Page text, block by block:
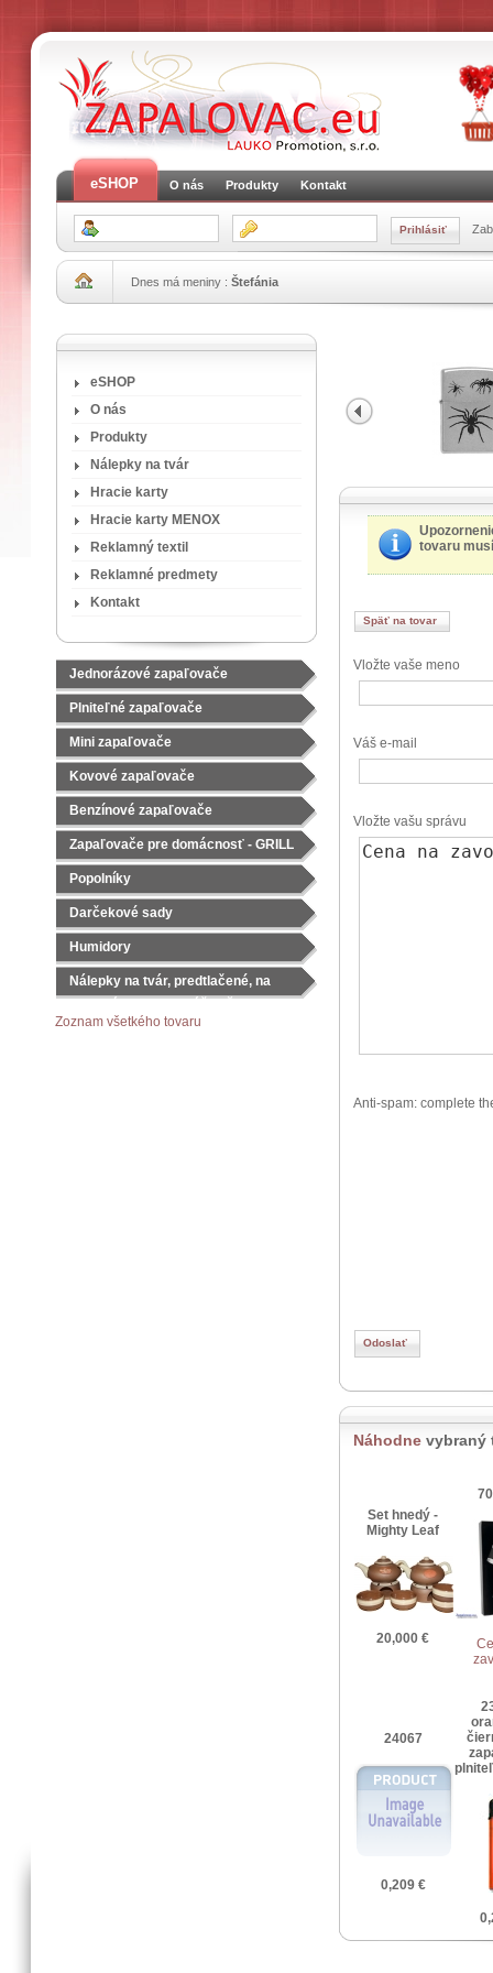
eSHOP O nás Produkty Kontakt
Dnes má meniny :Štefánia
eSHOP
O nás
Produkty
Nálepky na tvár
Hracie karty
Hracie karty MENOX
Reklamný textil
Reklamné predmety
Kontakt
Jednorázové zapaľovače
Plniteľné zapaľovače
Mini zapaľovače
Kovové zapaľovače
Benzínové zapaľovače
Zapaľovače pre domácnosť - GRILL
Popolníky
Darčekové sady
Čajové sady
Humidory
Nálepky na tvár, predtlačené, na
Zoznam všetkého tovaru
tovaru
Späť na tovar
Vložte vaše meno
Váš e-mail
Vložte vašu správu
Anti-spam: complete
Náhodnevybraný
Set hnedý -
Mighty Leaf
20,000 €
24067
0,209 €